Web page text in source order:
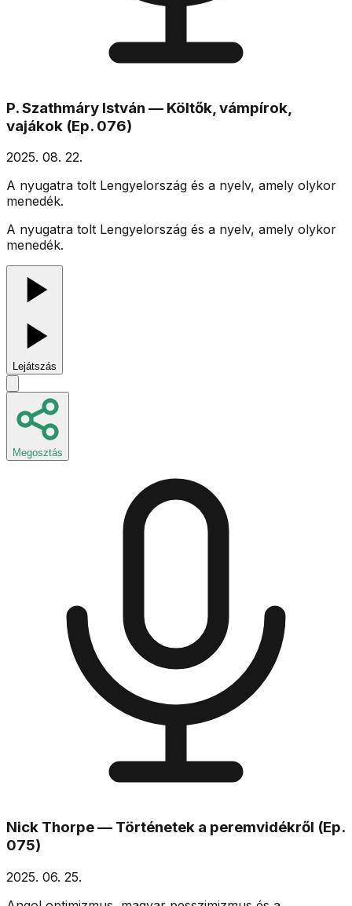
P. Szathmáry István — Költők, vámpírok,
vajákok (Ep. 076)
2025. 08. 22.
A nyugatra tolt Lengyelország és a nyelv, amely olykor
menedék.
A nyugatra tolt Lengyelország és a nyelv, amely olykor
menedék.
Lejátszás
Megosztás
Nick Thorpe — Történetek a peremvidékről (Ep.
075)
2025. 06. 25.